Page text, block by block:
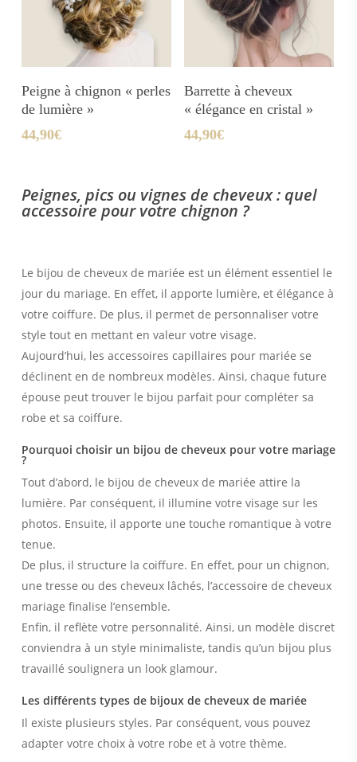
Ajouter Au Panier
Peigne à chignon « perles
de lumière »
44,90€
Ajouter Au Panier
Barrette à cheveux
« élégance en cristal »
44,90€
Peignes, pics ou vignes de cheveux : quel
accessoire pour votre chignon ?
Le bijou de cheveux de mariée est un élément essentiel le
jour du mariage. En effet, il apporte lumière, et élégance à
votre coiffure. De plus, il permet de personnaliser votre
style tout en mettant en valeur votre visage.
Aujourd’hui, les accessoires capillaires pour mariée se
déclinent en de nombreux modèles. Ainsi, chaque future
épouse peut trouver le bijou parfait pour compléter sa
robe et sa coiffure.
Pourquoi choisir un bijou de cheveux pour votre mariage
?
Tout d’abord, le bijou de cheveux de mariée attire la
lumière. Par conséquent, il illumine votre visage sur les
photos. Ensuite, il apporte une touche romantique à votre
tenue.
De plus, il structure la coiffure. En effet, pour un chignon,
une tresse ou des cheveux lâchés, l’accessoire de cheveux
mariage finalise l’ensemble.
Enfin, il reflète votre personnalité. Ainsi, un modèle discret
conviendra à un style minimaliste, tandis qu’un bijou plus
travaillé soulignera un look glamour.
Les différents types de bijoux de cheveux de mariée
Il existe plusieurs styles. Par conséquent, vous pouvez
adapter votre choix à votre robe et à votre thème.